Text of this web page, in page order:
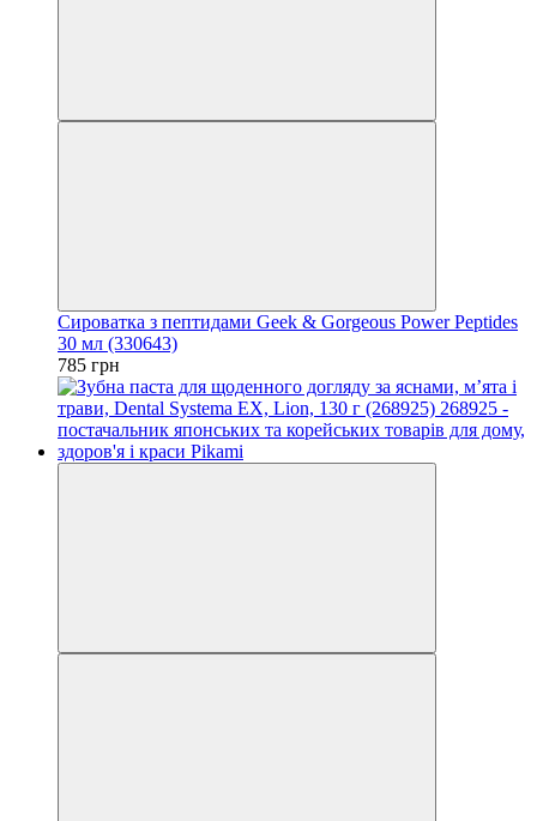
Сироватка з пептидами Geek & Gorgeous Power Peptides
30 мл (330643)
785 грн